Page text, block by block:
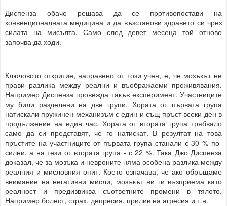
Диспенза обаче решава да се противопостави на
конвенционалната медицина и да възстанови здравето си чрез
силата на мисълта. Само след девет месеца той отново
започва да ходи.
Ключовото откритие, направено от този учен, е, че мозъкът не
прави разлика между реални и въображаеми преживявания.
Например Диспенза провежда такъв експеримент. Участниците
му били разделени на две групи. Хората от първата група
натискали пружинен механизъм с един и същ пръст всеки ден в
продължение на един час. Хората от втората група трябвало
само да си представят, че го натискат. В резултат на това
пръстите на участниците от първата група станали с 30 % по-
силни, а на тези от втората група - с 22 %. Така Джо Диспенза
доказал, че за мозъка и невроните няма особена разлика между
реалния и мисловния опит. Което означава, че ако обръщаме
внимание на негативни мисли, мозъкът ни ги възприема като
реалност и предизвиква съответните промени в тялото.
Например болест, страх, депресия, прилив на агресия и т.н.